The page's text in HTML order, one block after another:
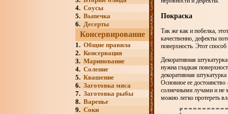
4. Соусы
5. Выпечка
6. Десерты
Консервирование
1. Общие правила
2. Консервация
3. Маринование
4. Соление
5. Квашение
6. Заготовка мяса
7. Заготовка рыбы
8. Варенье
9. Соки
Покраска
Так же как и побелка,
качественно, дефекты
поверхность. Этот
Декоративная
нужна гладкая
декоративная
Основное ее
солнечными лучами и не
можно легко протереть